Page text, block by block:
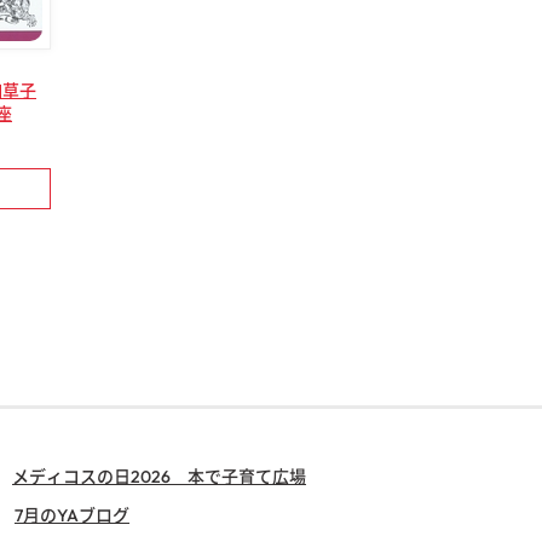
子
メディコスの日2026 本で子育て広場
7月のYAブログ